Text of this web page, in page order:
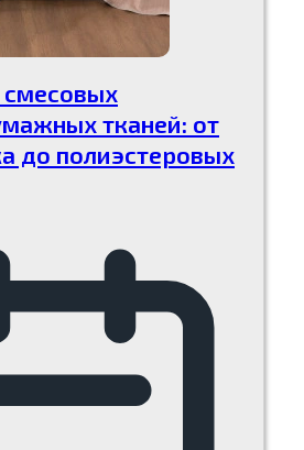
тканей: от
до полиэстеровых